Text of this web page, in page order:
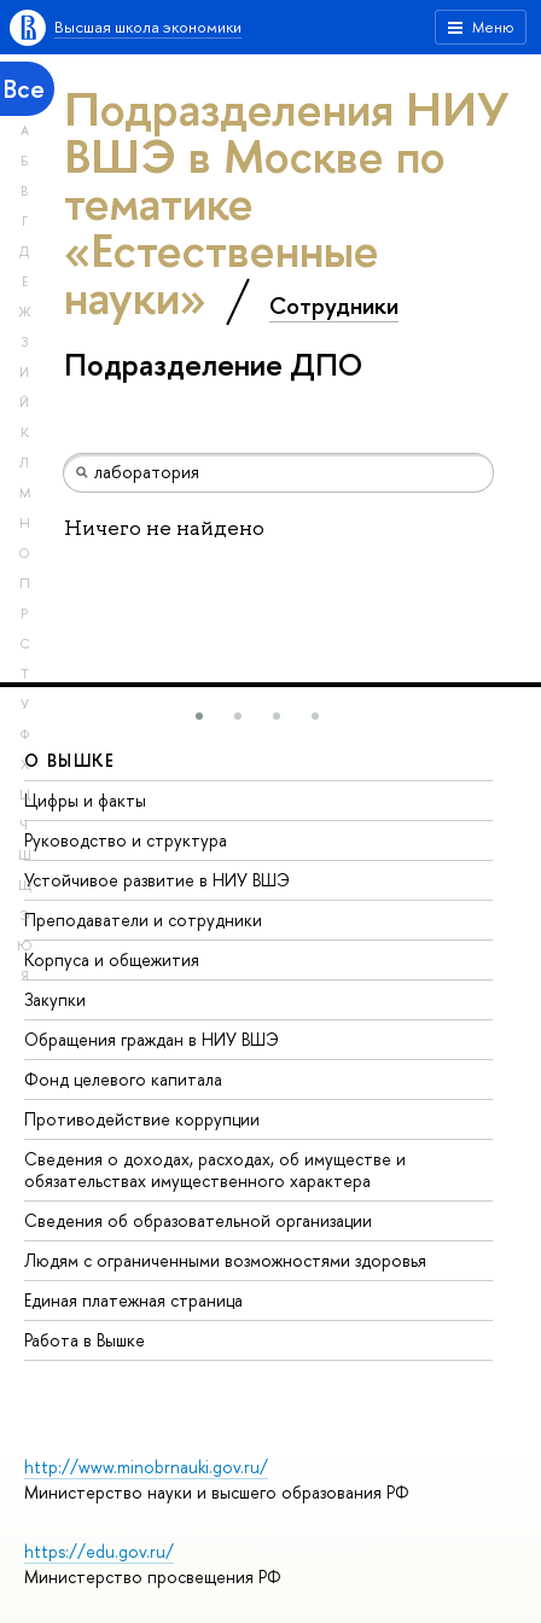
Меню
Высшая школа экономики
Все
А
Б
В
Г
Д
Е
Ж
З
И
Й
К
Л
М
Н
О
П
Р
С
Т
У
Ф
Х
Ц
Ч
Ш
Щ
Э
Ю
Я
Подразделения НИУ
ВШЭ в Москве по
тематике
«Естественные
науки» Сотрудники
Подразделение ДПО
Ничего не найдено
О ВЫШКЕ
Цифры и факты
Руководство и структура
Устойчивое развитие в НИУ ВШЭ
Преподаватели и сотрудники
Корпуса и общежития
Закупки
Обращения граждан в НИУ ВШЭ
Фонд целевого капитала
Противодействие коррупции
Сведения о доходах, расходах, об имуществе и
обязательствах имущественного характера
Сведения об образовательной организации
Людям с ограниченными возможностями здоровья
Единая платежная страница
Работа в Вышке
http://www.minobrnauki.gov.ru/
Министерство науки и высшего образования РФ
https://edu.gov.ru/
Министерство просвещения РФ